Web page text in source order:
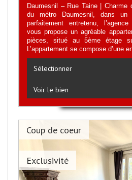
Daumesnil – Rue Taine | Charme
du métro Daumesnil, dans un
parfaitement entretenu,
vous propose un agréable
pièces, situé au 5ème étage
L’appartement se compose d’une
Sélectionner
Voir le bien
Exclusivité
Coup de coeur